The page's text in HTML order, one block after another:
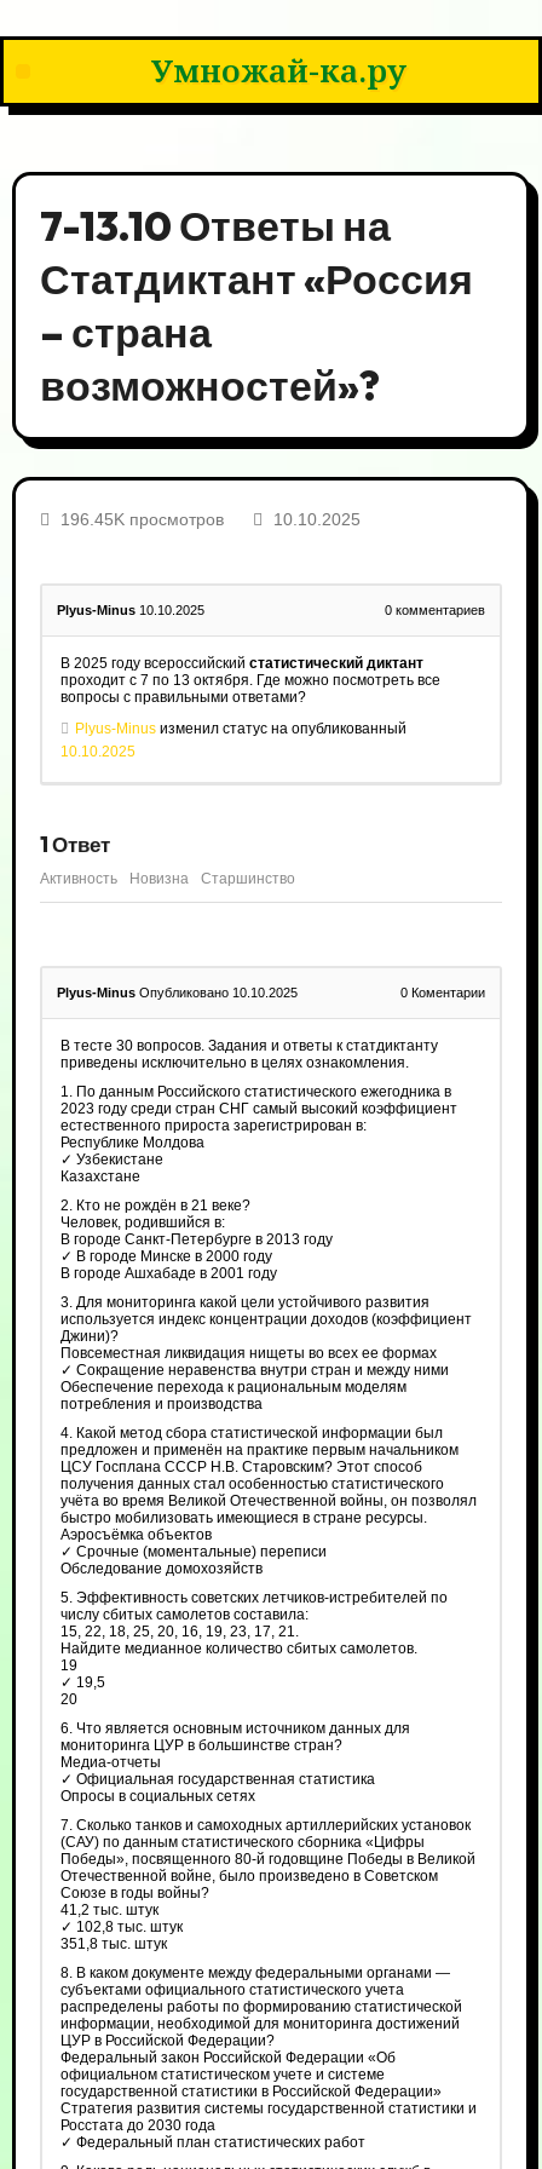
Умножай-ка.ру
7-13.10 Ответы на
Статдиктант «Россия
– страна
возможностей»?
196.45K просмотров 10.10.2025
Plyus-Minus 10.10.2025 0 комментариев
В 2025 году всероссийский статистический диктант
проходит с 7 по 13 октября. Где можно посмотреть все
вопросы с правильными ответами?
Plyus-Minusизменил статус на опубликованный
10.10.2025
1Ответ
Активность Новизна Старшинство
Plyus-Minus Опубликовано 10.10.2025 0 Коментарии
В тесте 30 вопросов. Задания и ответы к статдиктанту
приведены исключительно в целях ознакомления.
1. По данным Российского статистического ежегодника в
2023 году среди стран СНГ самый высокий коэффициент
естественного прироста зарегистрирован в:
Республике Молдова
✓ Узбекистане
Казахстане
2. Кто не рождён в 21 веке?
Человек, родившийся в:
В городе Санкт-Петербурге в 2013 году
✓ В городе Минске в 2000 году
В городе Ашхабаде в 2001 году
3. Для мониторинга какой цели устойчивого развития
используется индекс концентрации доходов (коэффициент
Джини)?
Повсеместная ликвидация нищеты во всех ее формах
✓ Сокращение неравенства внутри стран и между ними
Обеспечение перехода к рациональным моделям
потребления и производства
4. Какой метод сбора статистической информации был
предложен и применён на практике первым начальником
ЦСУ Госплана СССР Н.В. Старовским? Этот способ
получения данных стал особенностью статистического
учёта во время Великой Отечественной войны, он позволял
быстро мобилизовать имеющиеся в стране ресурсы.
Аэросъёмка объектов
✓ Срочные (моментальные) переписи
Обследование домохозяйств
5. Эффективность советских летчиков-истребителей по
числу сбитых самолетов составила:
15, 22, 18, 25, 20, 16, 19, 23, 17, 21.
Найдите медианное количество сбитых самолетов.
19
✓ 19,5
20
6. Что является основным источником данных для
мониторинга ЦУР в большинстве стран?
Медиа-отчеты
✓ Официальная государственная статистика
Опросы в социальных сетях
7. Сколько танков и самоходных артиллерийских установок
(САУ) по данным статистического сборника «Цифры
Победы», посвященного 80-й годовщине Победы в Великой
Отечественной войне, было произведено в Советском
Союзе в годы войны?
41,2 тыс. штук
✓ 102,8 тыс. штук
351,8 тыс. штук
8. В каком документе между федеральными органами —
субъектами официального статистического учета
распределены работы по формированию статистической
информации, необходимой для мониторинга достижений
ЦУР в Российской Федерации?
Федеральный закон Российской Федерации «Об
официальном статистическом учете и системе
государственной статистики в Российской Федерации»
Стратегия развития системы государственной статистики и
Росстата до 2030 года
✓ Федеральный план статистических работ